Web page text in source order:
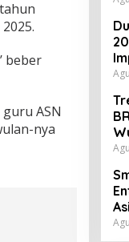
beber
ASN
nya